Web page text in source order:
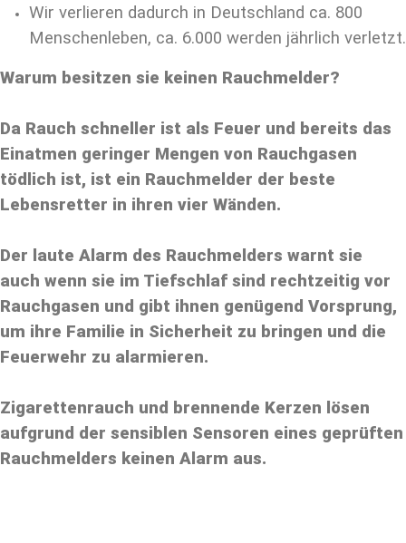
Wir verlieren dadurch in Deutschland ca. 800
Menschenleben, ca. 6.000 werden jährlich verletzt.
Warum besitzen sie keinen Rauchmelder?
Da Rauch schneller ist als Feuer und bereits das
Einatmen geringer Mengen von Rauchgasen
tödlich ist, ist ein Rauchmelder der beste
Lebensretter in ihren vier Wänden.
Der laute Alarm des Rauchmelders warnt sie
auch wenn sie im Tiefschlaf sind rechtzeitig vor
Rauchgasen und gibt ihnen genügend Vorsprung,
um ihre Familie in Sicherheit zu bringen und die
Feuerwehr zu alarmieren.
Zigarettenrauch und brennende Kerzen lösen
aufgrund der sensiblen Sensoren eines geprüften
Rauchmelders keinen Alarm aus.